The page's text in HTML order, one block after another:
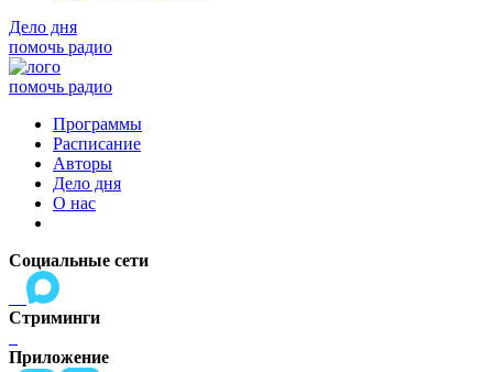
Дело дня
помочь радио
помочь радио
Программы
Расписание
Авторы
Дело дня
О нас
Социальные сети
Стриминги
Приложение